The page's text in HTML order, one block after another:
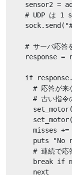
sensor2 =
# UDP は 1
# サーバ応答
response =
if
# 応答が来
# 古い指令
misses +=
puts "No
# 連続で応
break if
      next